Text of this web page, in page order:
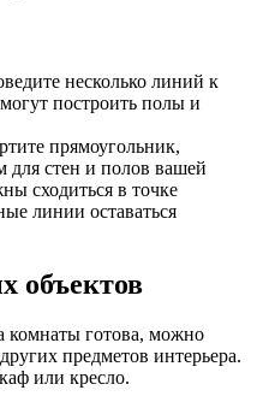
несколько линий к
построить полы и
прямоугольник,
для стен и полов вашей
сходиться в точке
линии оставаться
объектов
комнаты готова, можно
предметов интерьера.
или кресло.